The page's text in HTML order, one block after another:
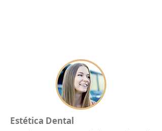
Estética Dental